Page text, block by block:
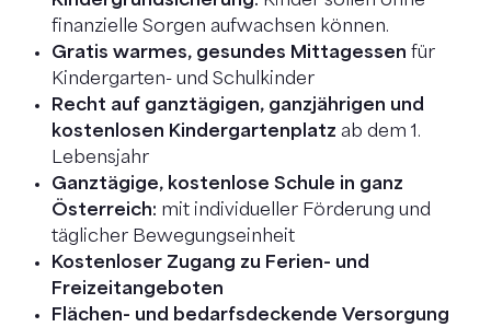
finanzielle Sorgen aufwachsen können.
Gratis warmes, gesundes Mittagessen für
Kindergarten- und Schulkinder
Recht auf ganztägigen, ganzjährigen und
kostenlosen Kindergartenplatz ab dem 1.
Lebensjahr
Ganztägige, kostenlose Schule in ganz
Österreich: mit individueller Förderung und
täglicher Bewegungseinheit
Kostenloser Zugang zu Ferien- und
Freizeitangeboten
Flächen- und bedarfsdeckende Versorgung